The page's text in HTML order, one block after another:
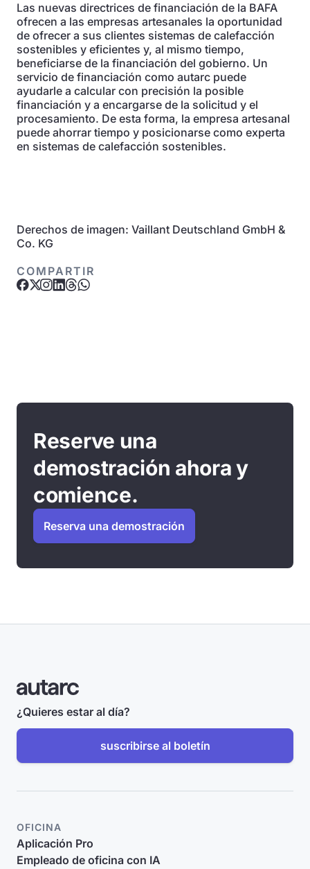
Las nuevas directrices de financiación de la BAFA
ofrecen a las empresas artesanales la oportunidad
de ofrecer a sus clientes sistemas de calefacción
sostenibles y eficientes y, al mismo tiempo,
beneficiarse de la financiación del gobierno. Un
servicio de financiación como autarc puede
ayudarle a calcular con precisión la posible
financiación y a encargarse de la solicitud y el
procesamiento. De esta forma, la empresa artesanal
puede ahorrar tiempo y posicionarse como experta
en sistemas de calefacción sostenibles.
Derechos de imagen: Vaillant Deutschland GmbH &
Co. KG
COMPARTIR
Reserve una
demostración ahora y
comience.
Reserva una demostración
¿Quieres estar al día?
suscribirse al boletín
OFICINA
Aplicación Pro
Empleado de oficina con IA